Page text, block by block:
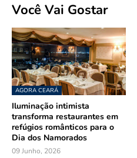
Você Vai Gostar
AGORA CEARÁ
Iluminação intimista
transforma restaurantes em
refúgios românticos para o
Dia dos Namorados
09 Junho, 2026